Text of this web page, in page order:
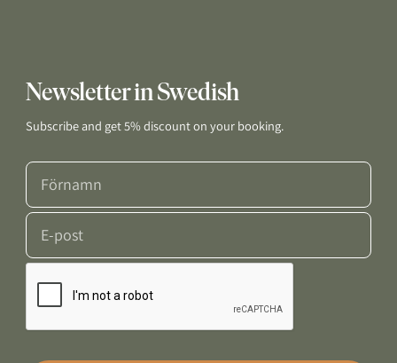
Newsletter in Swedish
Subscribe and get 5% discount on your booking.